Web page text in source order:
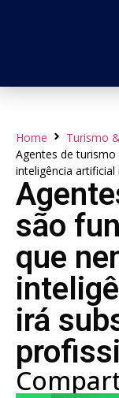
Home
Turismo
Agentes de
inteligência
são
que
irá